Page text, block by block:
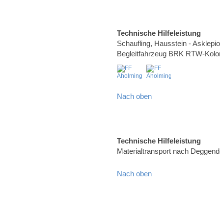
Technische Hilfeleistung
Schaufling, Hausstein -
Begleitfahrzeug BRK RTW-
Nach oben
Technische Hilfeleistung
Materialtransport nach
Nach oben